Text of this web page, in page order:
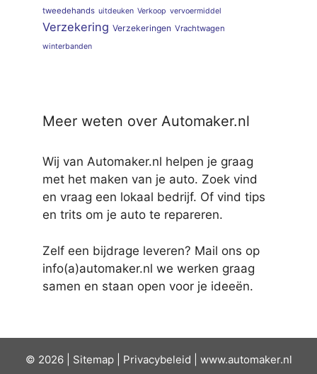
tweedehands uitdeuken Verkoop vervoermiddel
Verzekering Verzekeringen Vrachtwagen
winterbanden
Meer weten over Automaker.nl
Wij van Automaker.nl helpen je graag
met het maken van je auto. Zoek vind
en vraag een lokaal bedrijf. Of vind tips
en trits om je auto te repareren.
Zelf een bijdrage leveren? Mail ons op
info(a)automaker.nl we werken graag
samen en staan open voor je ideeën.
© 2026 | Sitemap| Privacybeleid www.automaker.nl